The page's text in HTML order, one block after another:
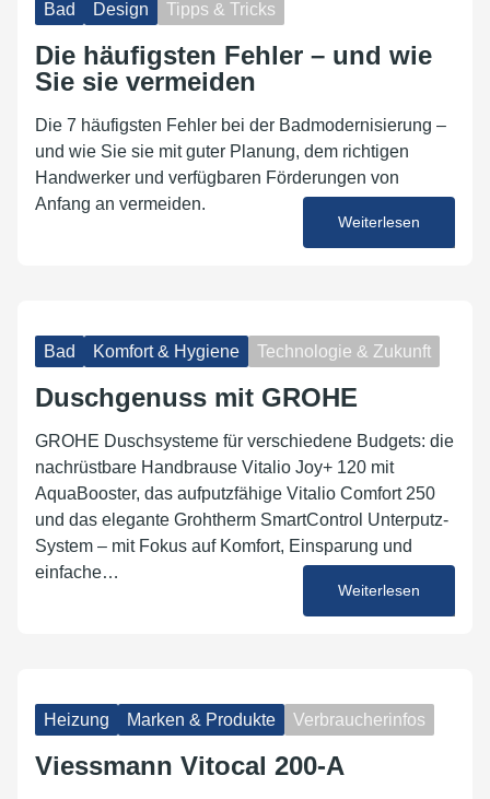
Bad Design Tipps & Tricks
Die häufigsten Fehler – und wie
Sie sie vermeiden
Die 7 häufigsten Fehler bei der Badmodernisierung –
und wie Sie sie mit guter Planung, dem richtigen
Handwerker und verfügbaren Förderungen von
Anfang an vermeiden.
Weiterlesen
Bad Komfort & Hygiene Technologie & Zukunft
Duschgenuss mit GROHE
GROHE Duschsysteme für verschiedene Budgets: die
nachrüstbare Handbrause Vitalio Joy+ 120 mit
AquaBooster, das aufputzfähige Vitalio Comfort 250
und das elegante Grohtherm SmartControl Unterputz-
System – mit Fokus auf Komfort, Einsparung und
einfache…
Weiterlesen
Heizung Marken & Produkte Verbraucherinfos
Viessmann Vitocal 200-A